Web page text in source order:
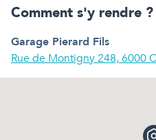
Comment s'y rendre ?
Garage Pierard Fils
Rue de Montigny 248, 6000